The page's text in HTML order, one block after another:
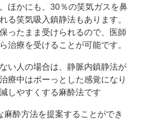
ほかにも、30％の笑気ガスを鼻
る笑気吸入鎮静法もあります。
ったまま受けられるので、医師
治療を受けることが可能です。
い人の場合は、静脈内鎮静法が
療中はボーっとした感覚になり
しやすくする麻酔法です
酔方法を提案することができ